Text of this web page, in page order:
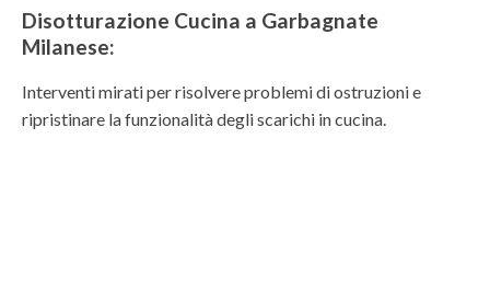
Disotturazione Cucina a Garbagnate
Milanese:
Interventi mirati per risolvere problemi di ostruzioni e
ripristinare la funzionalità degli scarichi in cucina.